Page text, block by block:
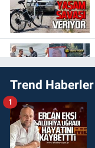
Trend Haberler
1